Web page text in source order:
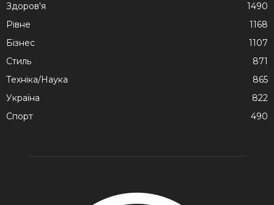
Здоров'я
1490
Рівне
1168
Бізнес
1107
Стиль
871
Техніка/Наука
865
Україна
822
Спорт
490